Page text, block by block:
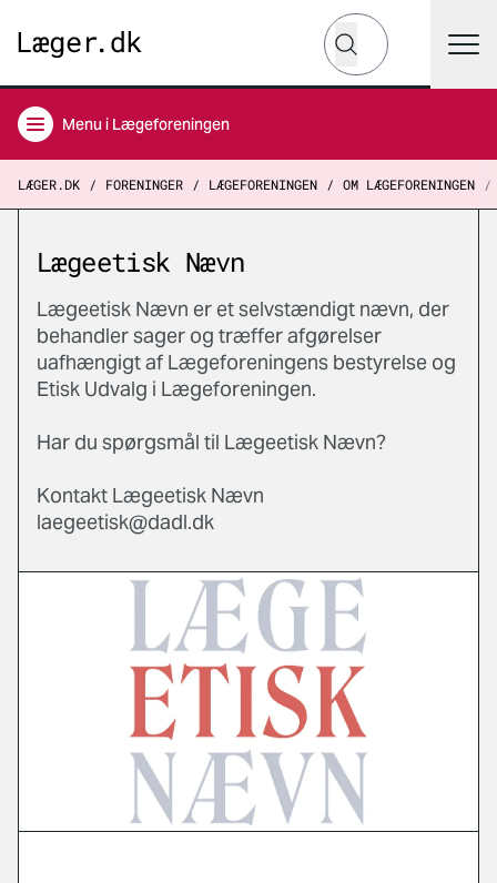
Hvad leder du efter?
Søg
Menu i Lægeforeningen
LÆGER.DK FORENINGER LÆGEFORENINGEN OM LÆGEFORENINGEN
Lægeetisk Nævn
Lægeetisk Nævn er et selvstændigt nævn, der
behandler sager og træffer afgørelser
uafhængigt af Lægeforeningens bestyrelse og
Etisk Udvalg i Lægeforeningen.
Har du spørgsmål til Lægeetisk Nævn?
Kontakt Lægeetisk Nævn
laegeetisk@dadl.dk